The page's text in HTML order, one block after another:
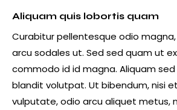
Aliquam quis lobortis quam
Curabitur pellentesque odio
arcu sodales ut. Sed sed quam ut
commodo id id magna. Aliquam
blandit volutpat. Ut bibendum, nisi
vulputate, odio arcu aliquet metus,